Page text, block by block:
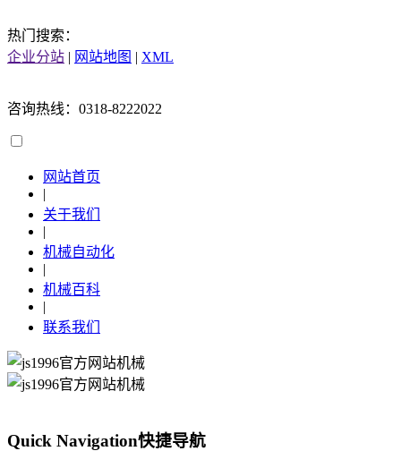
热门搜索：
企业分站 | 网站地图 | XML
咨询热线：0318-8222022
网站首页
|
关于我们
|
机械自动化
|
机械百科
|
联系我们
Quick Navigation快捷导航